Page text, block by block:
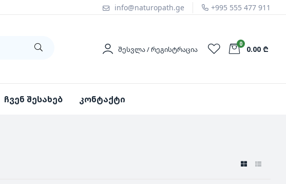
info@naturopath.ge +995 555 477 911
ᲨᲔᲡᲕᲚᲐ / ᲠᲔᲒᲘᲡᲢᲠᲐᲪᲘᲐ
0
0.00 ₾
ჩვენ შესახებ კონტაქტი